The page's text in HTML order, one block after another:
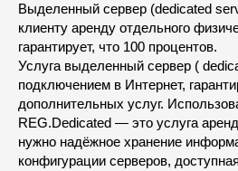
Выделенный сервер (dedicated
клиенту аренду отдельного
гарантирует, что 100 процентов.
Услуга выделенный сервер (
подключением в Интернет,
дополнительных услуг.
REG.Dedicated — это услуга
нужно надёжное хранение
конфигурации серверов,